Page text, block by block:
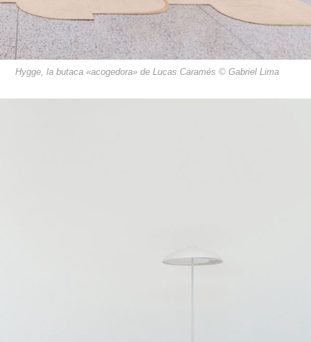
Hygge, la butaca «acogedora» de Lucas Caramés © Gabriel Lima